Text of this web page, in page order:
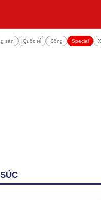
sản Quốc tế Sống Special